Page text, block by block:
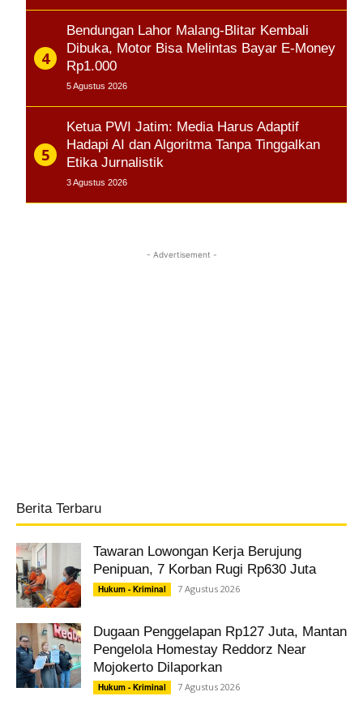
Bendungan Lahor Malang-Blitar Kembali
Dibuka, Motor Bisa Melintas Bayar E-Money
Rp1.000
5 Agustus 2026
Ketua PWI Jatim: Media Harus Adaptif
Hadapi AI dan Algoritma Tanpa Tinggalkan
Etika Jurnalistik
3 Agustus 2026
- Advertisement -
Berita Terbaru
Tawaran Lowongan Kerja Berujung
Penipuan, 7 Korban Rugi Rp630 Juta
Hukum - Kriminal 7 Agustus 2026
Dugaan Penggelapan Rp127 Juta, Mantan
Pengelola Homestay Reddorz Near
Mojokerto Dilaporkan
Hukum - Kriminal 7 Agustus 2026